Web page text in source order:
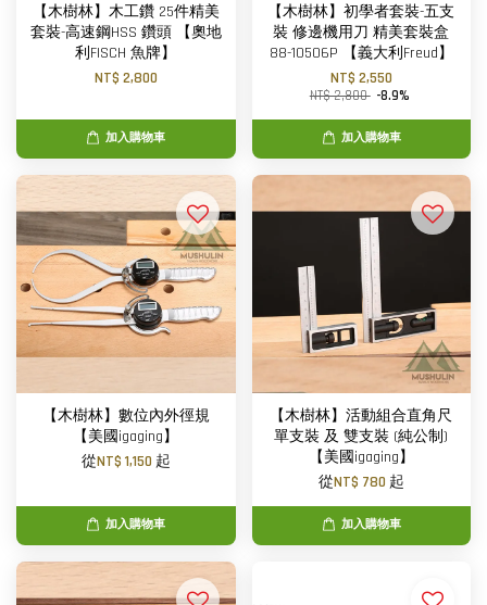
【木樹林】木工鑽 25件精美
套裝-高速鋼HSS 鑽頭 【奧地
利FISCH 魚牌】
NT$ 2,800
加入購物車
【木樹林】初學者套裝-五支
裝 修邊機用刀 精美套裝盒
88-10506P 【義大利Freud】
NT$ 2,550
NT$ 2,800 -8.9%
加入購物車
【木樹林】數位內外徑規
【美國igaging】
從NT$ 1,150 起
加入購物車
【木樹林】活動組合直角尺
單支裝 及 雙支裝 (純公制)
【美國igaging】
從NT$ 780 起
加入購物車